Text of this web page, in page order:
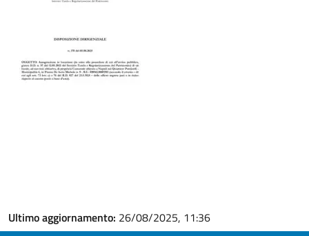
Ultimo aggiornamento: 26/08/2025, 11:36